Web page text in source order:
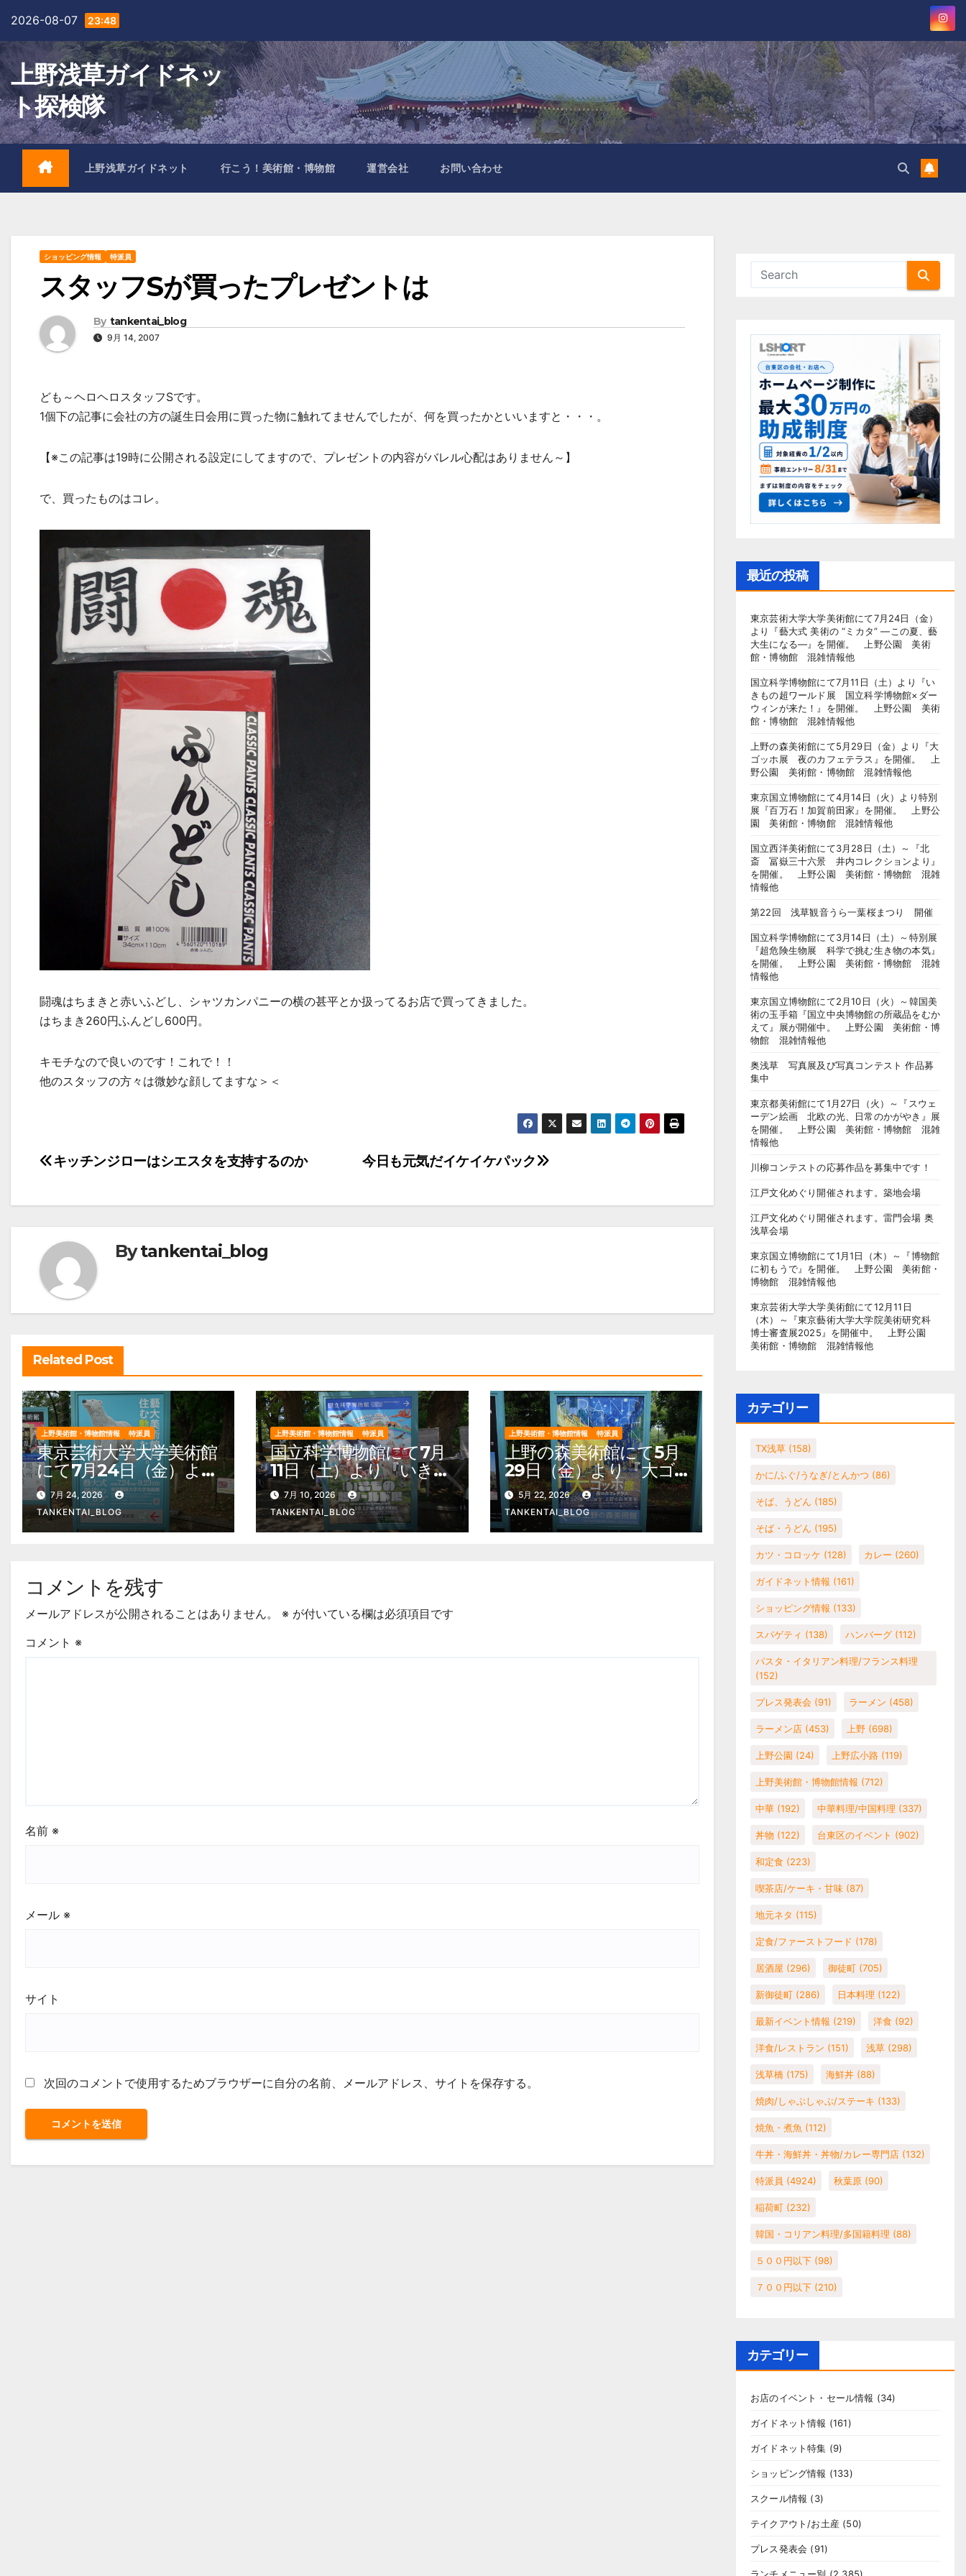
content
2026-08-07 23:48
上野浅草ガイドネッ
ト探検隊
上野浅草ガイドネット 行こう！美術館・博物館 運営会社 お問い合わせ
ショッピング情報 特派員
スタッフSが買ったプレゼントは
By tankentai_blog
9月 14, 2007
ども～ヘロヘロスタッフSです。
1個下の記事に会社の方の誕生日会用に買った物に触れてませんでしたが、何を買ったかといいますと・・・。
【※この記事は19時に公開される設定にしてますので、プレゼントの内容がバレル心配はありません～】
で、買ったものはコレ。
闘魂はちまきと赤いふどし、シャツカンパニーの横の甚平とか扱ってるお店で買ってきました。
はちまき260円ふんどし600円。
キモチなので良いのです！これで！！
他のスタッフの方々は微妙な顔してますな＞＜
投
ビ
ゲ
ー
ョ
ン
今日も元気だイケイケパック
キッチンジローはシエスタを支持するのか
Bytankentai_blog
Related Post
上野美術館・博物館情報 特派員
東京芸術大学大学美術館
にて7月24日（金）より
『藝大式 美術の “ミカ
タ” ―この夏、藝大生に
なる―』を開催。 上野
7月 24, 2026
TANKENTAI_BLOG
上野美術館・博物館情報 特派員
国立科学博物館にて7月
11日（土）より『いきも
の超ワールド展 国立科
学博物館×ダーウィンが
来た！』を開催。 上野
7月 10, 2026
TANKENTAI_BLOG
上野美術館・博物館情報 特派員
上野の森美術館にて5月
29日（金）より『大ゴ
ッホ展 夜のカフェテ
ラス』を開催。 上野公
園 美術館・博物館 混
5月 22, 2026
TANKENTAI_BLOG
コメントを残す
メールアドレスが公開されることはありません。 ※ が付いている欄は必須項目です
コメント ※
名前 ※
メール ※
サイト
次回のコメントで使用するためブラウザーに自分の名前、メールアドレス、サイトを保存する。
最近の投稿
東京芸術大学大学美術館にて7月24日（金）
より『藝大式 美術の “ミカタ” ―この夏、藝
大生になる―』を開催。 上野公園 美術
館・博物館 混雑情報他
国立科学博物館にて7月11日（土）より『い
きもの超ワールド展 国立科学博物館×ダー
ウィンが来た！』を開催。 上野公園 美術
館・博物館 混雑情報他
上野の森美術館にて5月29日（金）より『大
ゴッホ展 夜のカフェテラス』を開催。 上
野公園 美術館・博物館 混雑情報他
東京国立博物館にて4月14日（火）より特別
展『百万石！加賀前田家』を開催。 上野公
園 美術館・博物館 混雑情報他
国立西洋美術館にて3月28日（土）～『北
斎 冨嶽三十六景 井内コレクションより』
を開催。 上野公園 美術館・博物館 混雑
情報他
第22回 浅草観音うら一葉桜まつり 開催
国立科学博物館にて3月14日（土）～特別展
『超危険生物展 科学で挑む生き物の本気』
を開催。 上野公園 美術館・博物館 混雑
情報他
東京国立博物館にて2月10日（火）～韓国美
術の玉手箱『国立中央博物館の所蔵品をむか
えて』展が開催中。 上野公園 美術館・博
物館 混雑情報他
奥浅草 写真展及び写真コンテスト 作品募
集中
東京都美術館にて1月27日（火）～『スウェ
ーデン絵画 北欧の光、日常のかがやき』展
を開催。 上野公園 美術館・博物館 混雑
情報他
川柳コンテストの応募作品を募集中です！
江戸文化めぐり開催されます。築地会場
江戸文化めぐり開催されます。雷門会場 奥
浅草会場
東京国立博物館にて1月1日（木）～『博物館
に初もうで』を開催。 上野公園 美術館・
博物館 混雑情報他
東京芸術大学大学美術館にて12月11日
（木）～『東京藝術大学大学院美術研究科
博士審査展2025』を開催中。 上野公園
美術館・博物館 混雑情報他
カテゴリー
TX浅草 (158)
かに/ふぐ/うなぎ/とんかつ (86)
そば、うどん (185)
そば・うどん (195)
カツ・コロッケ (128) カレー (260)
ガイドネット情報 (161)
ショッピング情報 (133)
スパゲティ (138) ハンバーグ (112)
パスタ・イタリアン料理/フランス料理
(152)
プレス発表会 (91) ラーメン (458)
ラーメン店 (453) 上野 (698)
上野公園 (24) 上野広小路 (119)
上野美術館・博物館情報 (712)
中華 (192) 中華料理/中国料理 (337)
丼物 (122) 台東区のイベント (902)
和定食 (223)
喫茶店/ケーキ・甘味 (87)
地元ネタ (115)
定食/ファーストフード (178)
居酒屋 (296) 御徒町 (705)
新御徒町 (286) 日本料理 (122)
最新イベント情報 (219) 洋食 (92)
洋食/レストラン (151) 浅草 (298)
浅草橋 (175) 海鮮丼 (88)
焼肉/しゃぶしゃぶ/ステーキ (133)
焼魚・煮魚 (112)
牛丼・海鮮丼・丼物/カレー専門店 (132)
特派員 (4924) 秋葉原 (90)
稲荷町 (232)
韓国・コリアン料理/多国籍料理 (88)
５００円以下 (98)
７００円以下 (210)
カテゴリー
お店のイベント・セール情報 (34)
ガイドネット情報 (161)
ガイドネット特集 (9)
ショッピング情報 (133)
スクール情報 (3)
テイクアウト/お土産 (50)
プレス発表会 (91)